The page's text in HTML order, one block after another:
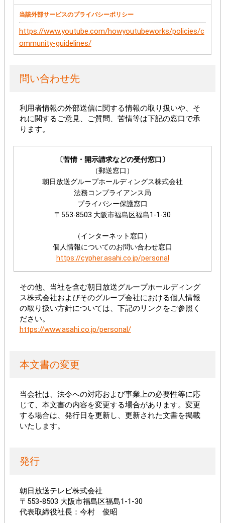
https://www.youtube.com/howyoutubeworks/policies/c
ommunity-guidelines/
問い合わせ先
利用者情報の外部送信に関する情報の取り扱いや、そ
れに関するご意見、ご質問、苦情等は下記の窓口で承
ります。
〔苦情・開示請求などの受付窓口〕
（郵送窓口）
朝日放送グループホールディングス株式会社
法務コンプライアンス局
プライバシー保護窓口
〒553-8503 大阪市福島区福島1-1-30
（インターネット窓口）
個人情報についてのお問い合わせ窓口
https://cypher.asahi.co.jp/personal
その他、当社を含む朝日放送グループホールディング
ス株式会社およびそのグループ会社における個人情報
の取り扱い方針については、下記のリンクをご参照く
ださい。
https://www.asahi.co.jp/personal/
本文書の変更
当会社は、法令への対応および事業上の必要性等に応
じて、本文書の内容を変更する場合があります。変更
する場合は、発行日を更新し、更新された文書を掲載
いたします。
発行
朝日放送テレビ株式会社
〒553-8503 大阪市福島区福島1-1-30
代表取締役社長：今村 俊昭